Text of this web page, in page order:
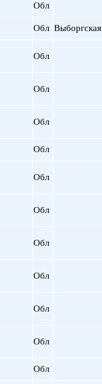
Обл
Обл Выборгская
Обл
Обл
Обл
Обл
Обл
Обл
Обл
Обл
Обл
Обл
Обл